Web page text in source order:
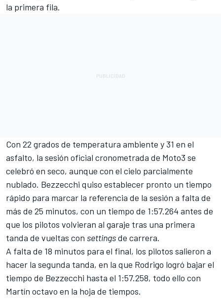
la primera fila.
Con 22 grados de temperatura ambiente y 31 en el
asfalto, la sesión oficial cronometrada de Moto3 se
celebró en seco, aunque con el cielo parcialmente
nublado. Bezzecchi quiso establecer pronto un tiempo
rápido para marcar la referencia de la sesión a falta de
más de 25 minutos, con un tiempo de 1:57.264 antes de
que los pilotos volvieran al garaje tras una primera
tanda de vueltas con settingsde carrera.
A falta de 18 minutos para el final, los pilotos salieron a
hacer la segunda tanda, en la que Rodrigo logró bajar el
tiempo de Bezzecchi hasta el 1:57.258, todo ello con
Martín octavo en la hoja de tiempos.